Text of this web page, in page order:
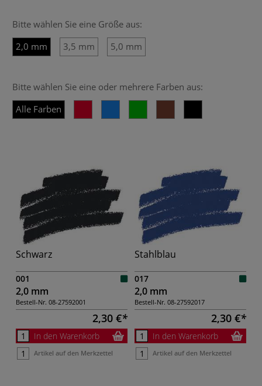
Bitte wählen Sie eine Größe aus:
2,0 mm
3,5 mm 5,0 mm
Bitte wählen Sie eine oder mehrere Farben aus:
Alle Farben
Schwarz
001
2,0 mm
Bestell-Nr. 08-27592001
2,30 €
In den Warenkorb
Artikel auf den Merkzettel
Stahlblau
017
2,0 mm
Bestell-Nr. 08-27592017
2,30 €
In den Warenkorb
Artikel auf den Merkzettel